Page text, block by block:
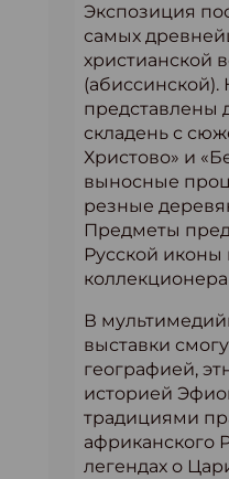
Экспозиция
самых
христианской
(абиссинской).
представлены
складень с
Христово» и
выносные
резные
Предметы
Русской иконы
В
выставки
географией,
историей
традициями
африканского
легендах о